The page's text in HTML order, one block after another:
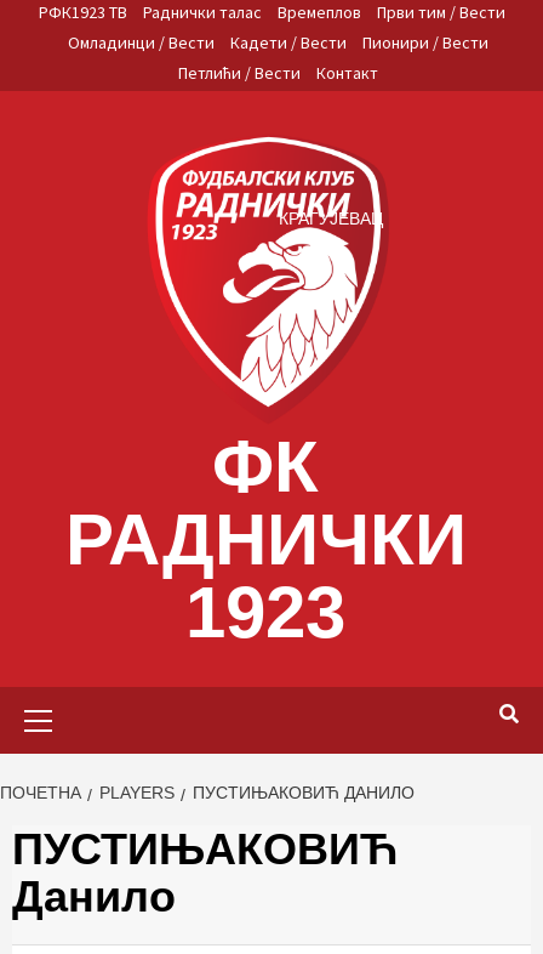
РФК1923 ТВ Раднички талас Времеплов
Први тим / Вести
Омладинци / Вести
Кадети / Вести
Пионири / Вести
Петлићи / Вести
Контакт
ФК
РАДНИЧКИ
1923
КРАГУЈЕВАЦ
ПОЧЕТНА PLAYERS ПУСТИЊАКОВИЋ ДАНИЛО
ПУСТИЊАКОВИЋ
Данило